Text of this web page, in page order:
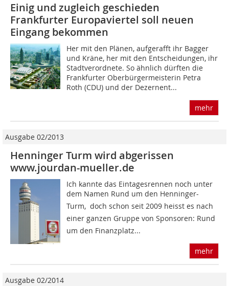
Einig und zugleich geschieden
Frankfurter Europaviertel soll neuen
Eingang bekommen
Her mit den Plänen, aufgerafft ihr Bagger
und Kräne, her mit den Entscheidungen, ihr
Stadtverordnete. So ähnlich dürften die
Frankfurter Oberbürgermeisterin Petra
Roth (CDU) und der Dezernent...
mehr
Ausgabe 02/2013
Henninger Turm wird abgerissen
www.jourdan-mueller.de
Ich kannte das Eintagesrennen noch unter
dem Namen Rund um den Henninger-
Turm, doch schon seit 2009 heisst es nach
einer ganzen Gruppe von Sponsoren: Rund
um den Finanzplatz...
mehr
Ausgabe 02/2014